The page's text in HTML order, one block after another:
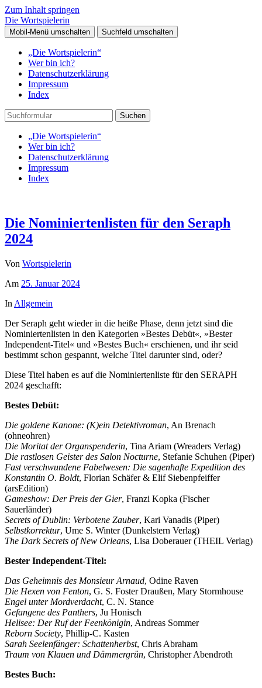
Zum Inhalt springen
Die Wortspielerin
Mobil-Menü umschalten Suchfeld umschalten
„Die Wortspielerin“
Wer bin ich?
Datenschutzerklärung
Impressum
Index
Suchen
„Die Wortspielerin“
Wer bin ich?
Datenschutzerklärung
Impressum
Index
Die Nominiertenlisten für den Seraph
2024
Von Wortspielerin
Am 25. Januar 2024
In Allgemein
Der Seraph geht wieder in die heiße Phase, denn jetzt sind die
Nominiertenlisten in den Kategorien »Bestes Debüt«, »Bester
Independent-Titel« und »Bestes Buch« erschienen, und ihr seid
bestimmt schon gespannt, welche Titel darunter sind, oder?
Diese Titel haben es auf die Nominiertenliste für den SERAPH
2024 geschafft:
Bestes Debüt:
Die goldene Kanone: (K)ein Detektivroman, An Brenach
(ohneohren)
Die Moritat der Organspenderin, Tina Ariam (Wreaders Verlag)
Die rastlosen Geister des Salon Nocturne, Stefanie Schuhen (Piper)
Fast verschwundene Fabelwesen: Die sagenhafte Expedition des
Konstantin O. Boldt, Florian Schäfer & Elif Siebenpfeiffer
(arsEdition)
Gameshow: Der Preis der Gier, Franzi Kopka (Fischer
Sauerländer)
Secrets of Dublin: Verbotene Zauber, Kari Vanadis (Piper)
Selbstkorrektur, Ume S. Winter (Dunkelstern Verlag)
The Dark Secrets of New Orleans, Lisa Doberauer (THEIL Verlag)
Bester Independent-Titel:
Das Geheimnis des Monsieur Arnaud, Odine Raven
Die Hexen von Fenton, G. S. Foster Draußen, Mary Stormhouse
Engel unter Mordverdacht, C. N. Stance
Gefangene des Panthers, Ju Honisch
Helisee: Der Ruf der Feenkönigin, Andreas Sommer
Reborn Society, Phillip-C. Kasten
Sarah Seelenfänger: Schattenherbst, Chris Abraham
Traum von Klauen und Dämmergrün, Christopher Abendroth
Bestes Buch: